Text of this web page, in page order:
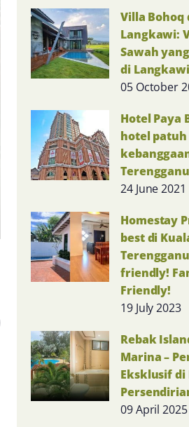
Villa Bohoq
Langkawi:
Sawah
di
05 October
Hotel Paya
hotel
Terengganu
24 June 2021
Homestay
best di
friendly!
Friendly!
19 July 2023
Rebak
Marina –
Eksklusif di
09 April 2025